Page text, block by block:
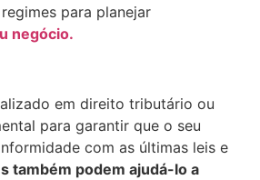
para planejar
negócio.
em direito tributário ou
para garantir que o seu
com as últimas leis e
também podem ajudá-lo a